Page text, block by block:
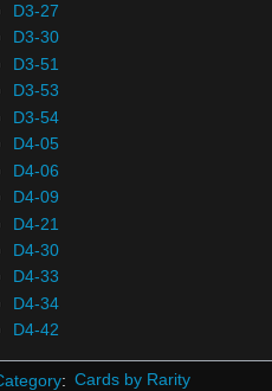
D3-27
D3-30
D3-51
D3-53
D3-54
D4-05
D4-06
D4-09
D4-21
D4-30
D4-33
D4-34
D4-42
: Cards by Rarity